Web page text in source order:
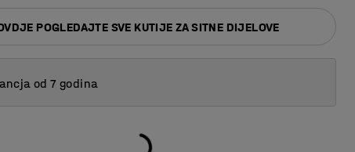
POGLEDAJTE SVE KUTIJE ZA SITNE DIJELOVE
od 7 godina